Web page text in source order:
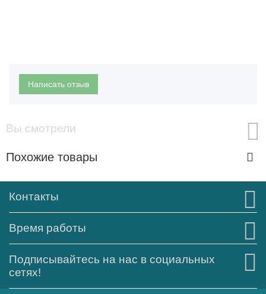
Написать отзыв
Вы смотрели
Похожие товары
Контакты
Время работы
Подписывайтесь на нас в социальных
сетях!